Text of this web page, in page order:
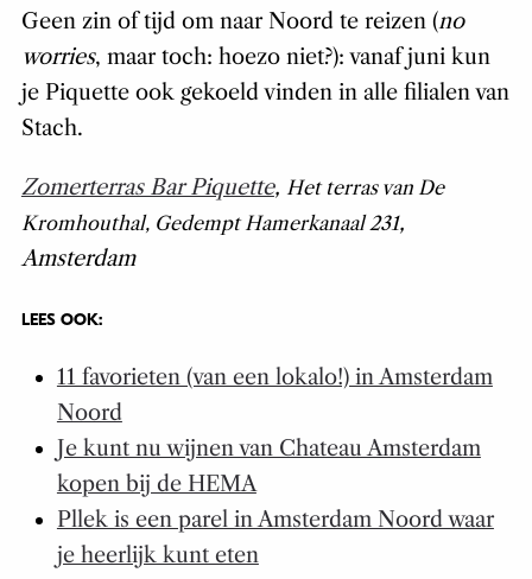
Geen zin of tijd om naar Noord te reizen (no
worries, maar toch: hoezo niet?): vanaf juni kun
je Piquette ook gekoeld vinden in alle filialen van
Stach.
Zomerterras Bar Piquette, Het terras van De
Kromhouthal, Gedempt Hamerkanaal 231,
Amsterdam
LEES OOK:
11 favorieten (van een lokalo!) in Amsterdam
Noord
Je kunt nu wijnen van Chateau Amsterdam
kopen bij de HEMA
Pllek is een parel in Amsterdam Noord waar
je heerlijk kunt eten